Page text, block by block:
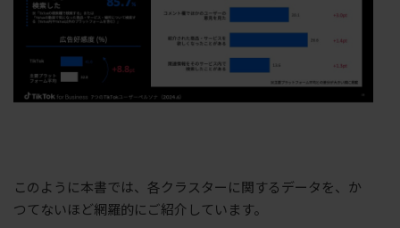
このように本書では、各クラスターに関するデータを、か
つてないほど網羅的にご紹介しています。